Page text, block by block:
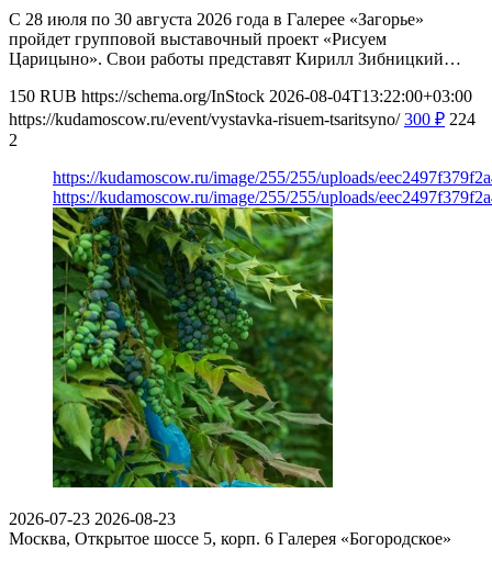
С 28 июля по 30 августа 2026 года в Галерее «Загорье»
пройдет групповой выставочный проект «Рисуем
Царицыно». Свои работы представят Кирилл Зибницкий…
150 RUB https://schema.org/InStock 2026-08-04T13:22:00+03:00
https://kudamoscow.ru/event/vystavka-risuem-tsaritsyno/ 300 ₽ 224
2
https://kudamoscow.ru/image/255/255/uploads/
https://kudamoscow.ru/image/255/255/uploads/
2026-07-23 2026-08-23
Москва, Открытое шоссе 5, корп. 6 Галерея «Богородское»